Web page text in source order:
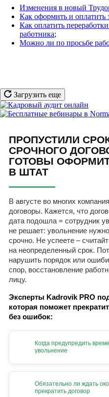
Изменения в новый
Как оформить и оплатить
Как оплатить
работника;
Можно ли по просьбе
Загрузить еще
ПРОПУСТИЛИ
СРОЧНОГО
ГОТОВЫ
В ШТАТ
В августе во многих
договоры. Кажется, что
дата подошла = сотрудник
не решает: увольнение
срочно. Не успеете –
на неопределенный срок.
нарушить порядок или
спор, восстановление
лицу.
Эксперты Kadrovik PRO
которая поможет
без ошибок:
Когда предупредить
увольнение
Обязательно ли ждать
прекратить договор